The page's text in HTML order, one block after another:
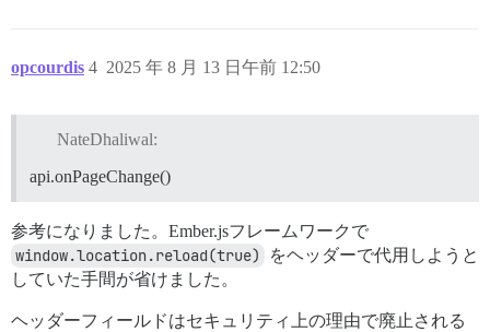
opcourdis 2025 年 8 月 13 日午前 12:50
4
NateDhaliwal:
api.onPageChange()
参考になりました。Ember.jsフレームワークで
window.location.reload(true)
をヘッダーで代用しようと
していた手間が省けました。
ヘッダーフィールドはセキュリティ上の理由で廃止される